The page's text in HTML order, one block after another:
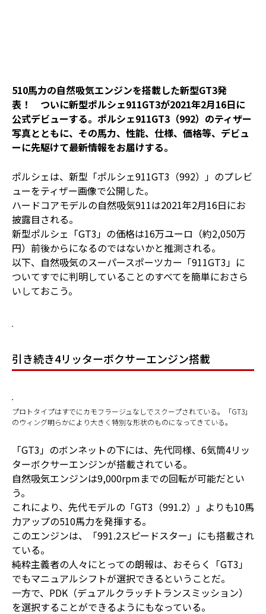
510馬力の自然吸気エンジンを搭載した新型GT3発
表！ ついに新型ポルシェ911GT3が2021年2月16日に
公式デビューする。ポルシェ911GT3（992）のティザー
写真とともに、その馬力、性能、仕様、価格等、デビュ
ーに先駆けて最新情報をお届けする。
ポルシェは、新型「ポルシェ911GT3（992）」のプレビ
ューをティザー画像で公開した。
ハードコアモデルの自然吸気911は2021年2月16日にお
披露目される。
新型ポルシェ「GT3」の価格は16万ユーロ（約2,050万
円）前後からになるのではないかと推測される。
以下、自然吸気のスーパースポーツカー「911GT3」に
ついてすでに判明していることのすべてを簡単におさら
いしておこう。
引き続き4リッターボクサーエンジン搭載
プロトタイプはすでにカモフラージュなしでスクープされている。「GT3」
のウィング明らかにより大きく特別な形状のものになってきている。
「GT3」のボンネットの下には、先代同様、6気筒4リッ
ターボクサーエンジンが搭載されている。
自然吸気エンジンは9,000rpmまでの回転が可能だとい
う。
これにより、先代モデルの「GT3（991.2）」よりも10馬
力アップの510馬力を発揮する。
このエンジンは、「991.2スピードスター」にも搭載され
ている。
純粋主義者の人々にとっての朗報は、おそらく「GT3」
でもマニュアルシフトが選択できるということだ。
一方で、PDK（デュアルクラッチトランスミッション）
を選択することができるようにもなっている。